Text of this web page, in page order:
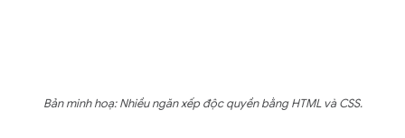
Bản minh hoạ: Nhiều ngăn xếp độc quyền bằng HTML và CSS.